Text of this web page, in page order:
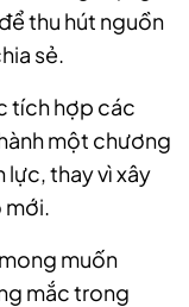
thu hút nguồn
sẻ.
tích hợp các
một chương
lực, thay vì xây
mới.
muốn
mắc trong